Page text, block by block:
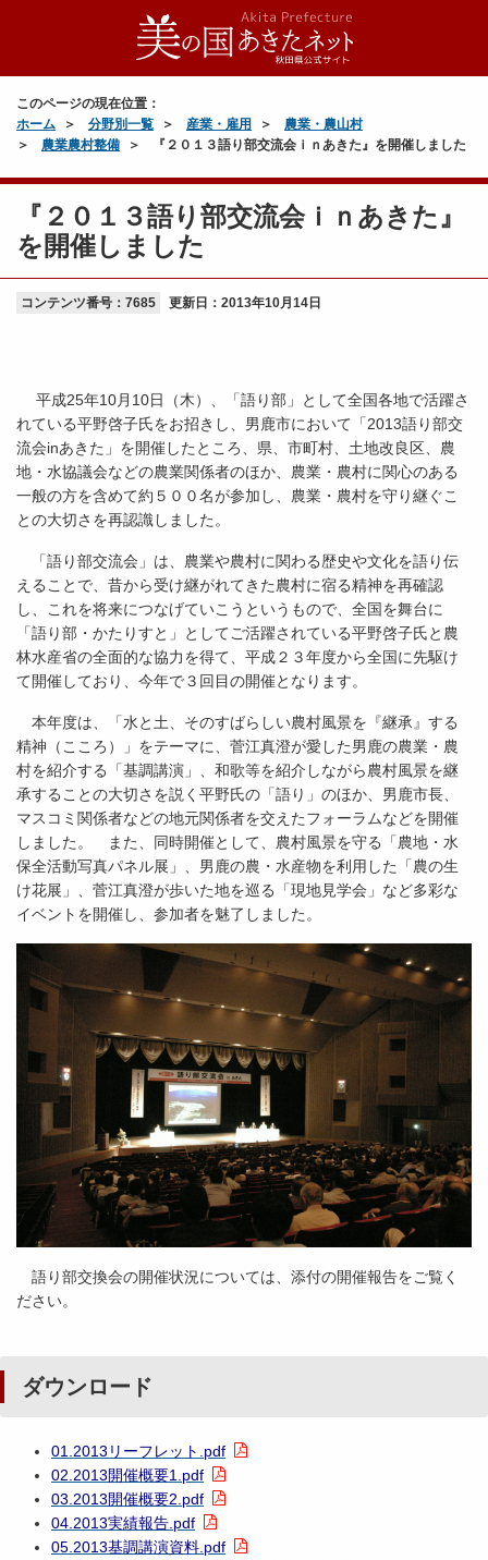
このページの現在位置：
ホーム
分野別一覧 産業・雇用
農業・農山村
農業農村整備
『２０１３語り部交流会ｉｎあきた』を開催しました
『２０１３語り部交流会ｉｎあきた』
を開催しました
コンテンツ番号：7685 更新日： 2013年10月14日
平成25年10月10日（木）、「語り部」として全国各地で活躍さ
れている平野啓子氏をお招きし、男鹿市において「2013語り部交
流会inあきた」を開催したところ、県、市町村、土地改良区、農
地・水協議会などの農業関係者のほか、農業・農村に関心のある
一般の方を含めて約５００名が参加し、農業・農村を守り継ぐこ
との大切さを再認識しました。
「語り部交流会」は、農業や農村に関わる歴史や文化を語り伝
えることで、昔から受け継がれてきた農村に宿る精神を再確認
し、これを将来につなげていこうというもので、全国を舞台に
「語り部・かたりすと」としてご活躍されている平野啓子氏と農
林水産省の全面的な協力を得て、平成２３年度から全国に先駆け
て開催しており、今年で３回目の開催となります。
本年度は、「水と土、そのすばらしい農村風景を『継承』する
精神（こころ）」をテーマに、菅江真澄が愛した男鹿の農業・農
村を紹介する「基調講演」、和歌等を紹介しながら農村風景を継
承することの大切さを説く平野氏の「語り」のほか、男鹿市長、
マスコミ関係者などの地元関係者を交えたフォーラムなどを開催
しました。 また、同時開催として、農村風景を守る「農地・水
保全活動写真パネル展」、男鹿の農・水産物を利用した「農の生
け花展」、菅江真澄が歩いた地を巡る「現地見学会」など多彩な
イベントを開催し、参加者を魅了しました。
語り部交換会の開催状況については、添付の開催報告をご覧く
ださい。
ダウンロード
01.2013リーフレット.pdf
02.2013開催概要1.pdf
03.2013開催概要2.pdf
04.2013実績報告.pdf
05.2013基調講演資料.pdf